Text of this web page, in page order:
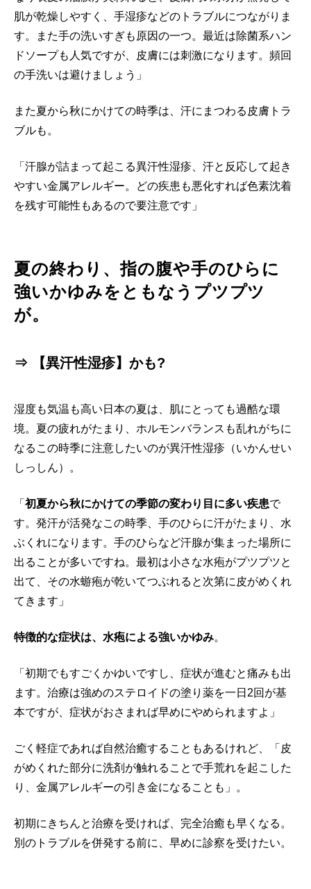
肌が乾燥しやすく、手湿疹などのトラブルにつながりま
す。また手の洗いすぎも原因の一つ。最近は除菌系ハン
ドソープも人気ですが、皮膚には刺激になります。頻回
の手洗いは避けましょう」
また夏から秋にかけての時季は、汗にまつわる皮膚トラ
ブルも。
「汗腺が詰まって起こる異汗性湿疹、汗と反応して起き
やすい金属アレルギー。どの疾患も悪化すれば色素沈着
を残す可能性もあるので要注意です」
夏の終わり、指の腹や手のひらに
強いかゆみをともなうプツプツ
が。
⇒ 【異汗性湿疹】かも?
湿度も気温も高い日本の夏は、肌にとっても過酷な環
境。夏の疲れがたまり、ホルモンバランスも乱れがちに
なるこの時季に注意したいのが異汗性湿疹（いかんせい
しっしん）。
「 初夏から秋にかけての季節の変わり目に多い疾患で
す。発汗が活発なこの時季、手のひらに汗がたまり、水
ぶくれになります。手のひらなど汗腺が集まった場所に
出ることが多いですね。最初は小さな水疱がプツプツと
出て、その水蝣疱が乾いてつぶれると次第に皮がめくれ
てきます」
特徴的な症状は、水疱による強いかゆみ。
「初期でもすごくかゆいですし、症状が進むと痛みも出
ます。治療は強めのステロイドの塗り薬を一日2回が基
本ですが、症状がおさまれば早めにやめられますよ」
ごく軽症であれば自然治癒することもあるけれど、「皮
がめくれた部分に洗剤が触れることで手荒れを起こした
り、金属アレルギーの引き金になることも」。
初期にきちんと治療を受ければ、完全治癒も早くなる。
別のトラブルを併発する前に、早めに診察を受けたい。